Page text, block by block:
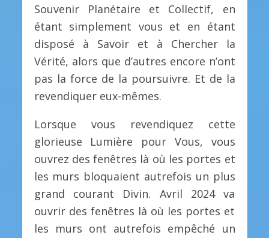
Souvenir Planétaire et Collectif, en
étant simplement vous et en étant
disposé à Savoir et à Chercher la
Vérité, alors que d’autres encore n’ont
pas la force de la poursuivre. Et de la
revendiquer eux-mêmes.
Lorsque vous revendiquez cette
glorieuse Lumière pour Vous, vous
ouvrez des fenêtres là où les portes et
les murs bloquaient autrefois un plus
grand courant Divin. Avril 2024 va
ouvrir des fenêtres là où les portes et
les murs ont autrefois empêché un